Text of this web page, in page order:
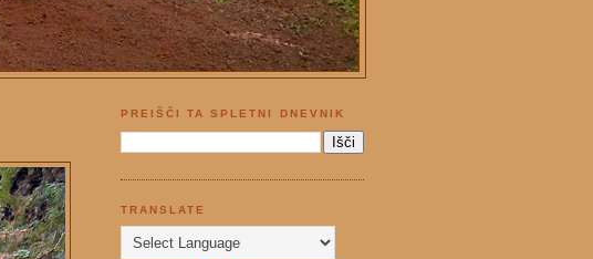
PREIŠČI TA SPLETNI DNEVNIK
TRANSLATE